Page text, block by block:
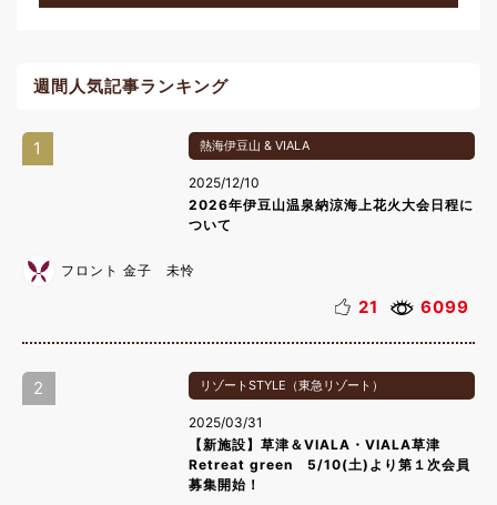
週間人気記事ランキング
1 熱海伊豆山 & VIALA
2025/12/10
2026年伊豆山温泉納涼海上花火大会日程に
ついて
フロント 金子 未怜
21 6099
2 リゾートSTYLE（東急リゾート）
2025/03/31
【新施設】草津＆VIALA・VIALA草津
Retreat green 5/10(土)より第１次会員
募集開始！